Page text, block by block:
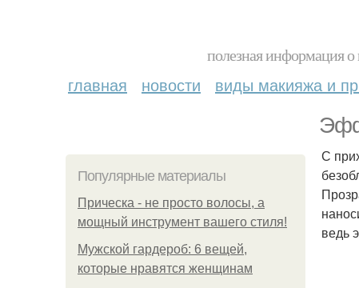
полезная информация о
главная новости виды макияжа и
Популярные материалы
Прическа - не просто волосы, а
мощный инструмент вашего стиля!
Мужской гардероб: 6 вещей,
которые нравятся женщинам
С
ведь